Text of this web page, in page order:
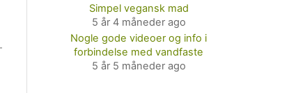
Simpel vegansk mad
5 år 4 måneder ago
Nogle gode videoer og info i
forbindelse med vandfaste
5 år 5 måneder ago